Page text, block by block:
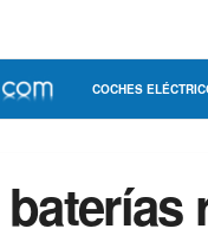
COCHES